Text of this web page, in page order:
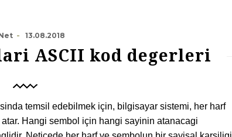
- 13.08.2018
ASCII kod degerleri
temsil edebilmek için, bilgisayar sistemi, her harf
Hangi sembol için hangi sayinin atanacagi